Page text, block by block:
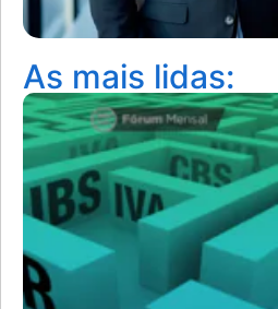
As mais lidas: